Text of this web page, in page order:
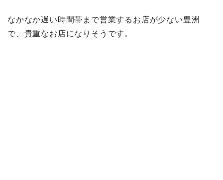
なかなか遅い時間帯まで営業するお店が少ない豊洲
で、貴重なお店になりそうです。